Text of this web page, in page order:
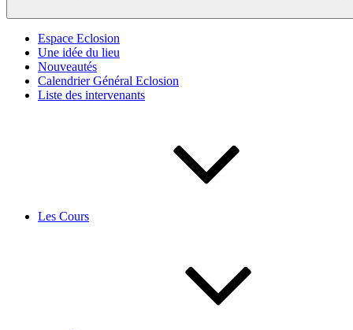
Espace Eclosion
Une idée du lieu
Nouveautés
Calendrier Général Eclosion
Liste des intervenants
Les Cours